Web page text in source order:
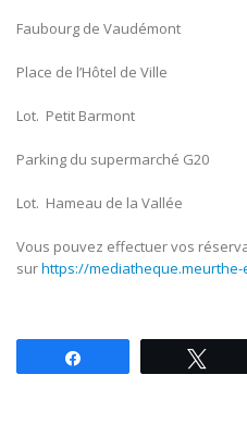
Faubourg de Vaudémont
Place de l’Hôtel de Ville
Lot. Petit Barmont
Parking du supermarché
Lot. Hameau de la Vallée
Vous pouvez effectuer vos
surhttps://